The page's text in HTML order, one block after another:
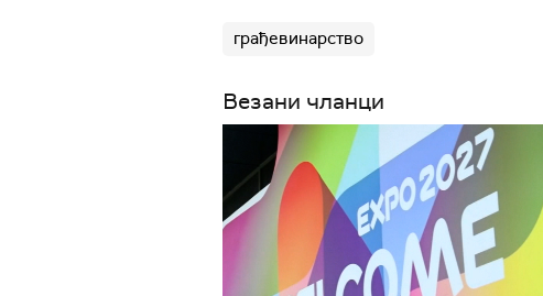
грађевинарство
Везани чланци